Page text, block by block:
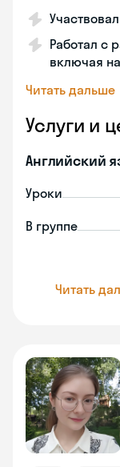
Участвовал
Работал с
включая
Читать дальше
Услуги и
Английский
Уроки
В группе
Читать